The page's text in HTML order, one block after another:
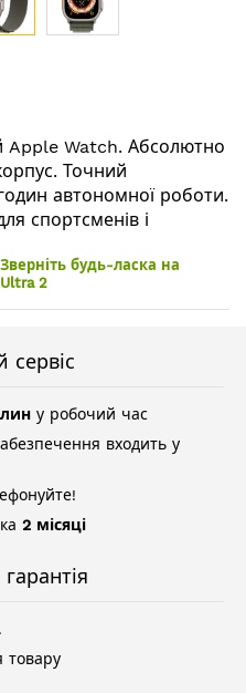
Apple Watch. Абсолютно
Точний
автономної роботи.
спортсменів і
будь-ласка на
2
сервіс
у робочий час
входить у
2 місяці
товару